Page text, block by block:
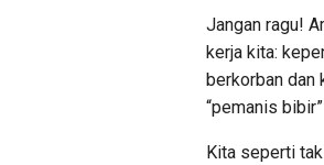
Jangan ragu!
kerja kita:
berkorban
“pemanis
Kita seperti